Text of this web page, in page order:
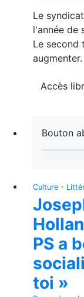
Le
l'année de
Le second
augmenter.
Accès
Bouton
Culture -
PS a
toi »